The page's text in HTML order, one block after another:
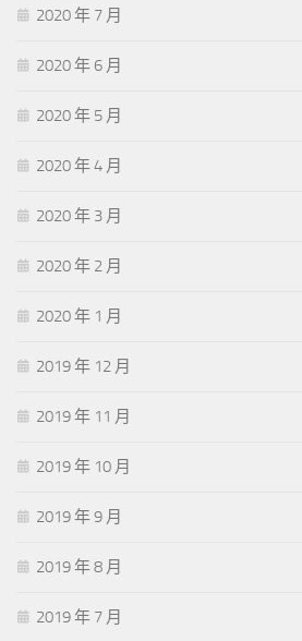
2020 年 7 月
2020 年 6 月
2020 年 5 月
2020 年 4 月
2020 年 3 月
2020 年 2 月
2020 年 1 月
2019 年 12 月
2019 年 11 月
2019 年 10 月
2019 年 9 月
2019 年 8 月
2019 年 7 月